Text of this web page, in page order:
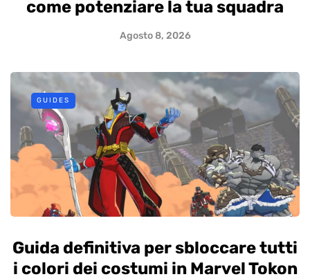
come potenziare la tua squadra
Agosto 8, 2026
GUIDES
Guida definitiva per sbloccare tutti
i colori dei costumi in Marvel Tokon